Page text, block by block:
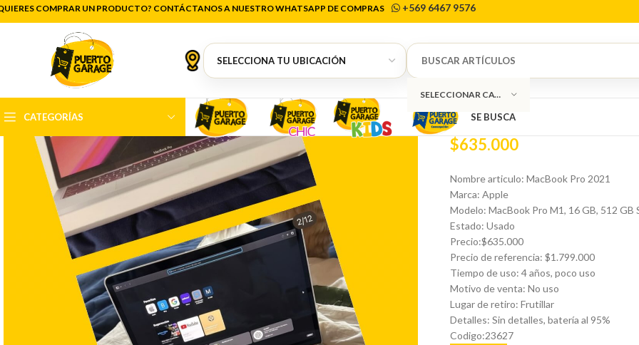
COMPRAR UN PRODUCTO? CONTÁCTANOS A NUESTRO WHATSAPP DE COMPRAS +569 6467 9576
SELECCIONAR CATEGORÍA
CATEGORÍAS SE BUSCA
Inicio Tecnología Macbook MacBook Pro
0
MacBook Pro
$635.000
Nombre articulo: MacBook Pro 2021
Marca: Apple
Modelo: MacBook Pro M1, 16 GB, 512 GB
Estado: Usado
Precio:$635.000
Precio de referencia: $1.799.000
Tiempo de uso: 4 años, poco uso
Motivo de venta: No uso
Lugar de retiro: Frutillar
Detalles: Sin detalles, batería al 95%
Codigo:23627